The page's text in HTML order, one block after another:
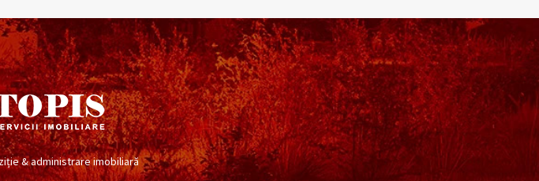
& administrare imobiliară